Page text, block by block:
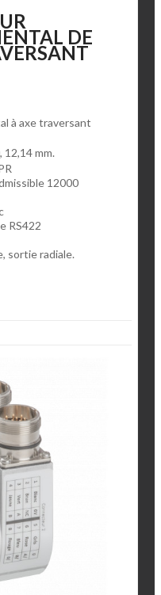
DE
à axe traversant
12,14 mm.
12000
RS422
sortie radiale.